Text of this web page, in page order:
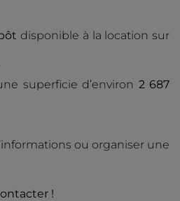
disponible à la location sur
superficie d’environ 2 687
ou organiser une
!